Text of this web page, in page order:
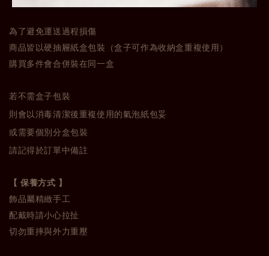
為了避免運送過程損傷
商品皆以硬抽屜紙盒包裝（盒子可作為收納盒重複使用）
購買多件會合併裝在同一盒
若不需盒子包裝
則會以消毒清潔後重複使用的氣泡紙包妥
或需要個別分盒包裝
請記得於訂單中備註
【 保養方式 】
飾品屬精緻手工
配戴時請小心拉扯
切勿重摔與外力重壓